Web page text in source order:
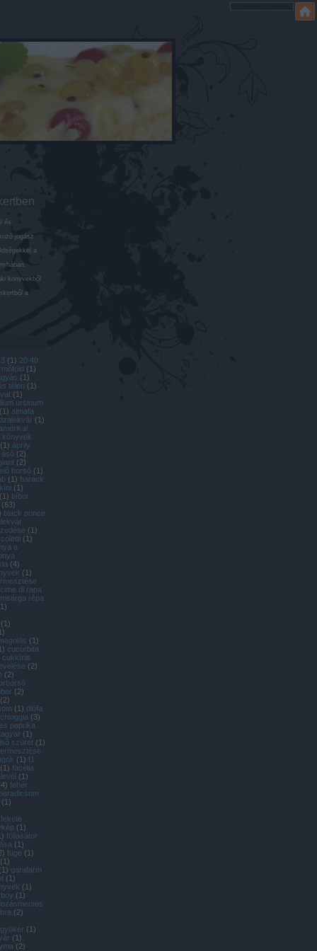
és
jogász
a
könyvekből
a
(1) 20 40
(1)
(1)
télen (1)
(1)
ursinum
(1) almafa
(1)
amerikai
könyvek
(1) áprily
ásó (2)
(2)
borsó (1)
(1) barack
(1)
(1) bíbor
(63)
black prince
(1)
(1)
a
(4)
(1)
cime di rapa
répa
1)
(1)
)
(1)
) cucurbita
cukkínis
(2)
(2)
(2)
(2)
(1) diófa
(3)
paprika
(1)
szüret (1)
(1) f1
(1) facélia
(1)
4) fehér
(1)
fekete
(1)
) fóliasátor
(1)
) füge (1)
(1)
(1) garafarm
(1)
(1)
(1)
(2)
gyökér (1)
(1)
(2)